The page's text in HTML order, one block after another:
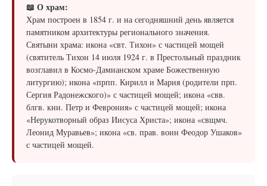
📖 О храм:
Храм построен в 1854 г. и на сегодняшний день является
памятником архитектуры регионального значения.
Святыни храма: икона «свт. Тихон» с частицей мощей
(святитель Тихон 14 июля 1924 г. в Престольный праздник
возглавил в Космо-Дамианском храме Божественную
литургию); икона «прпп. Кирилл и Мария (родители прп.
Сергия Радонежского)» с частицей мощей; икона «свв.
блгв. кнн. Петр и Феврония» с частицей мощей; икона
«Нерукотворный образ Иисуса Христа»; икона «свщмч.
Леонид Муравьев»; икона «св. прав. воин Феодор Ушаков»
с частицей мощей.